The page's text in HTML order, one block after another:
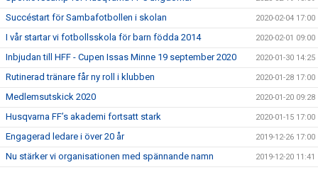
Succéstart för Sambafotbollen i skolan 2020-02-04 17:00
I vår startar vi fotbollsskola för barn födda 2014 2020-02-01 09:00
Inbjudan till HFF - Cupen Issas Minne 19 september 2020 2020-01-30 14:25
Rutinerad tränare får ny roll i klubben 2020-01-28 17:00
Medlemsutskick 2020 2020-01-20 09:28
Husqvarna FF’s akademi fortsatt stark 2020-01-15 17:00
Engagerad ledare i över 20 år 2019-12-26 17:00
Nu stärker vi organisationen med spännande namn 2019-12-20 11:41